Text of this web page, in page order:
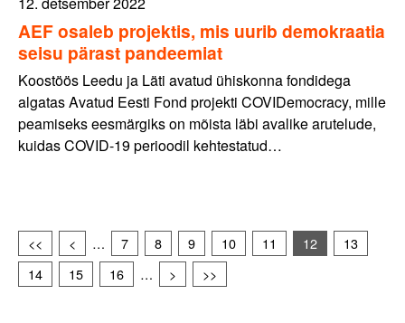
AEF osaleb projektis, mis uurib demokraatia
seisu pärast pandeemiat
Koostöös Leedu ja Läti avatud ühiskonna fondidega
algatas Avatud Eesti Fond projekti COVIDemocracy, mille
peamiseks eesmärgiks on mõista läbi avalike arutelude,
kuidas COVID-19 perioodil kehtestatud…
<< < … 7 8 9 10 11 12
13
14
15 16 … > >>